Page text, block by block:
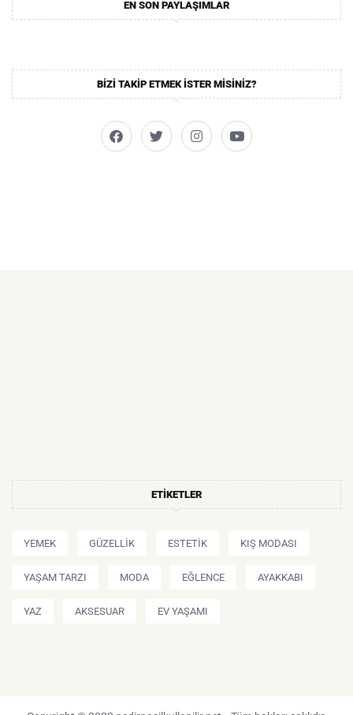
EN SON PAYLAŞIMLAR
BIZI TAKIP ETMEK ISTER MISINIZ?
ETIKETLER
YEMEK GÜZELLIK ESTETIK KIŞ MODASI
YAŞAM TARZI MODA EĞLENCE AYAKKABI
YAZ AKSESUAR EV YAŞAMI